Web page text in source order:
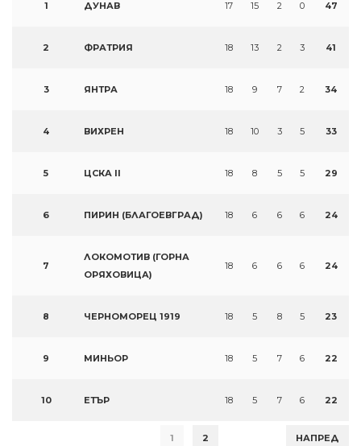
1 ДУНАВ 17 15 2 0 47
2 ФРАТРИЯ 18 13 2 3 41
3 ЯНТРА 18 9 7 2 34
4 ВИХРЕН 18 10 3 5 33
5 ЦСКА II 18 8 5 5 29
6 ПИРИН (БЛАГОЕВГРАД) 18 6 6 6 24
7
ЛОКОМОТИВ (ГОРНА
ОРЯХОВИЦА)
18 6 6 6 24
8 ЧЕРНОМОРЕЦ 1919 18 5 8 5 23
9 МИНЬОР 18 5 7 6 22
10 ЕТЪР 18 5 7 6 22
1 2 НАПРЕД